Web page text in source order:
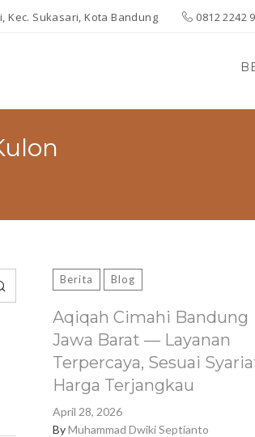
Kec. Sukasari, Kota Bandung 0812 2242
Berita Blog
Aqiqah Cimahi Bandung
Jawa Barat — Layanan
Terpercaya, Sesuai
Harga Terjangkau
April 28, 2026
ByMuhammad Dwiki Septianto